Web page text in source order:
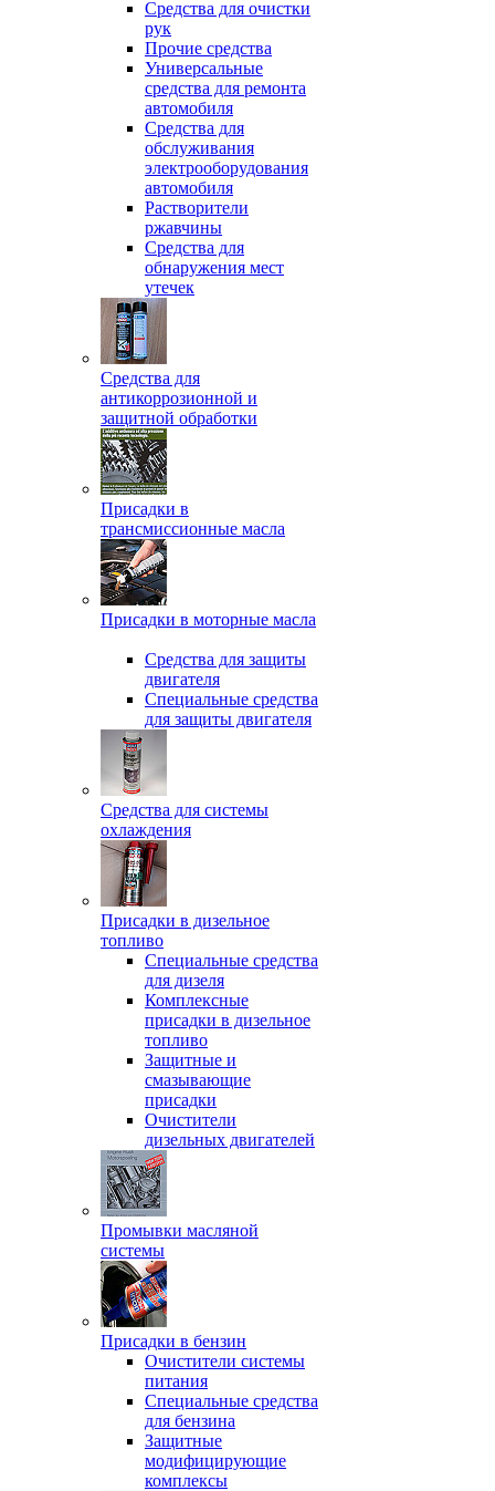
Средства для очистки
рук
Прочие средства
Универсальные
средства для ремонта
автомобиля
Средства для
обслуживания
электрооборудования
автомобиля
Растворители
ржавчины
Средства для
обнаружения мест
утечек
Средства для
антикоррозионной и
защитной обработки
Присадки в
трансмиссионные масла
Присадки в моторные масла
Средства для защиты
двигателя
Специальныe средства
для защиты двигателя
Средства для системы
охлаждения
Присадки в дизельное
топливо
Спeциальные средства
для дизеля
Комплексные
присадки в дизельное
топливо
Защитные и
смазывающие
присадки
Очистители
дизельных двигателей
Промывки масляной
системы
Присадки в бензин
Очистители системы
питания
Специальные срeдства
для бензина
Защитные
модифицирующие
комплексы